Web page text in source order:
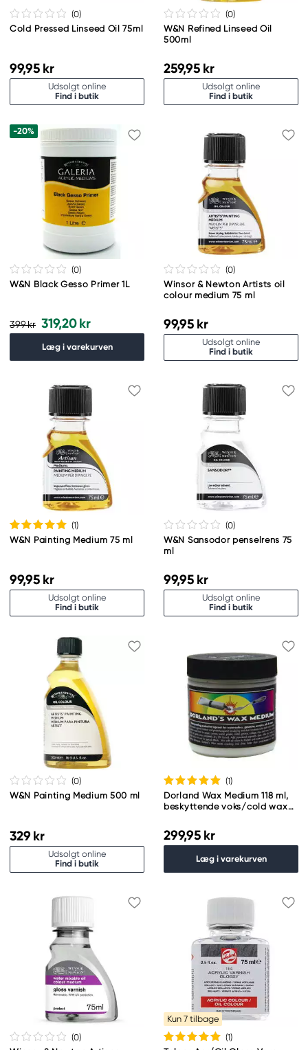
(0)
Cold Pressed Linseed Oil 75ml
99,95 kr
Udsolgt online
Find i butik
(0)
W&N Refined Linseed Oil
500ml
259,95 kr
Udsolgt online
Find i butik
-20%
(0)
W&N Black Gesso Primer 1L
399 kr 319,20 kr
Læg i varekurven
(0)
Winsor & Newton Artists oil
colour medium 75 ml
99,95 kr
Udsolgt online
Find i butik
(1)
W&N Painting Medium 75 ml
99,95 kr
Udsolgt online
Find i butik
(0)
W&N Sansodor penselrens 75
ml
99,95 kr
Udsolgt online
Find i butik
(0)
W&N Painting Medium 500 ml
329 kr
Udsolgt online
Find i butik
(1)
Dorland Wax Medium 118 ml,
beskyttende voks/cold wax
299,95 kr
Læg i varekurven
(0)
Kun 7 tilbage
(1)